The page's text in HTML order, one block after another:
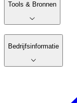
Tools & Bronnen
Bedrijfsinformatie